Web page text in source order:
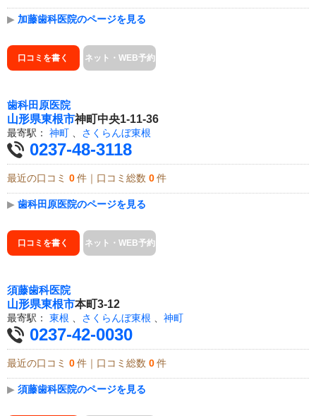
▶ 加藤歯科医院のページを見る
口コミを書く ネット・WEB予約
歯科田原医院
山形県東根市神町中央1-11-36
最寄駅： 神町 さくらんぼ東根
0237-48-3118
最近の口コミ 0 件｜口コミ総数 0 件
▶ 歯科田原医院のページを見る
口コミを書く ネット・WEB予約
須藤歯科医院
山形県東根市本町3-12
最寄駅： 東根 さくらんぼ東根 神町
0237-42-0030
最近の口コミ 0 件｜口コミ総数 0 件
▶ 須藤歯科医院のページを見る